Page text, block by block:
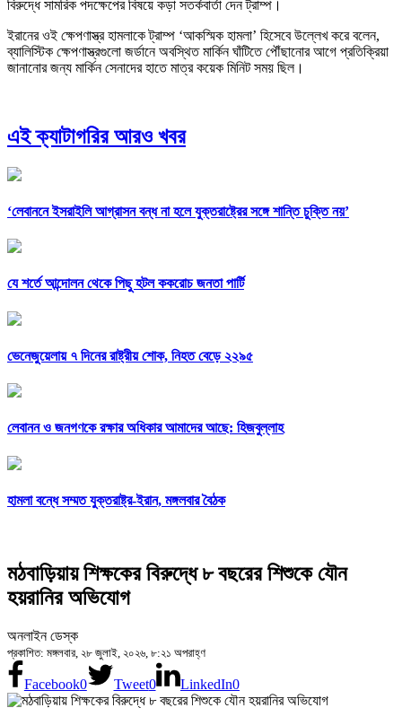
বিরুদ্ধে সামরিক পদক্ষেপের বিষয়ে কড়া সতর্কবার্তা দেন ট্রাম্প।
ইরানের ওই ক্ষেপণাস্ত্র হামলাকে ট্রাম্প ‘আকস্মিক হামলা’ হিসেবে উল্লেখ করে বলেন,
ব্যালিস্টিক ক্ষেপণাস্ত্রগুলো জর্ডানে অবস্থিত মার্কিন ঘাঁটিতে পৌঁছানোর আগে প্রতিক্রিয়া
জানানোর জন্য মার্কিন সেনাদের হাতে মাত্র কয়েক মিনিট সময় ছিল।
এই ক্যাটাগরির আরও খবর
‘লেবাননে ইসরাইলি আগ্রাসন বন্ধ না হলে যুক্তরাষ্ট্রের সঙ্গে শান্তি চুক্তি নয়’
যে শর্তে আন্দোলন থেকে পিছু হটল ককরোচ জনতা পার্টি
ভেনেজুয়েলায় ৭ দিনের রাষ্ট্রীয় শোক, নিহত বেড়ে ২২৯৫
লেবানন ও জনগণকে রক্ষার অধিকার আমাদের আছে: হিজবুল্লাহ
হামলা বন্ধে সম্মত যুক্তরাষ্ট্র-ইরান, মঙ্গলবার বৈঠক
মঠবাড়িয়ায় শিক্ষকের বিরুদ্ধে ৮ বছরের শিশুকে যৌন
হয়রানির অভিযোগ
অনলাইন ডেস্ক
প্রকাশিত: মঙ্গলবার, ২৮ জুলাই, ২০২৬, ৮:২১ অপরাহ্ণ
Facebook0 Tweet0 LinkedIn0